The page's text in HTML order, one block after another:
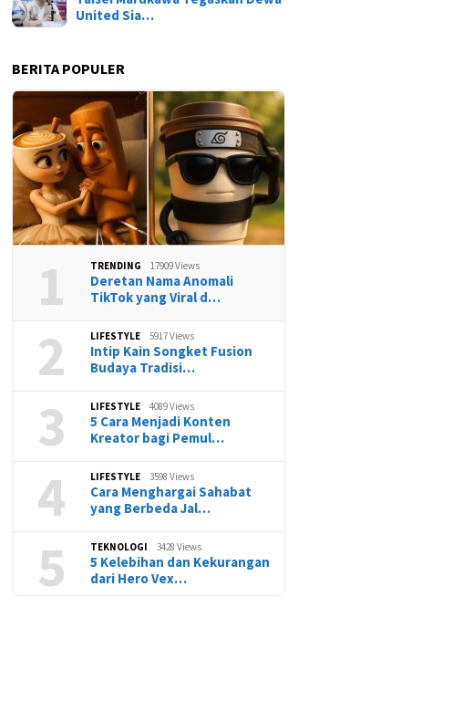
United Sia…
BERITA POPULER
1 TRENDING 17909 Views
Deretan Nama Anomali
TikTok yang Viral d…
2 LIFESTYLE 5917 Views
Intip Kain Songket Fusion
Budaya Tradisi…
3 LIFESTYLE 4089 Views
5 Cara Menjadi Konten
Kreator bagi Pemul…
4 LIFESTYLE 3598 Views
Cara Menghargai Sahabat
yang Berbeda Jal…
5 TEKNOLOGI 3428 Views
5 Kelebihan dan Kekurangan
dari Hero Vex…